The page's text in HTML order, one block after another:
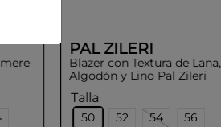
PAL ZILERI
Blazer con Textura de Lana,
Algodón y Lino Pal Zileri
Talla
50 52 54 56